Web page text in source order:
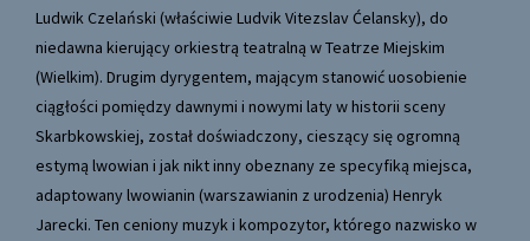
Ludwik Czelański (właściwie Ludvik Vitezslav Ćelansky), do
niedawna kierujący orkiestrą teatralną w Teatrze Miejskim
(Wielkim). Drugim dyrygentem, mającym stanowić uosobienie
ciągłości pomiędzy dawnymi i nowymi laty w historii sceny
Skarbkowskiej, został doświadczony, cieszący się ogromną
estymą lwowian i jak nikt inny obeznany ze specyfiką miejsca,
adaptowany lwowianin (warszawianin z urodzenia) Henryk
Jarecki. Ten ceniony muzyk i kompozytor, którego nazwisko w